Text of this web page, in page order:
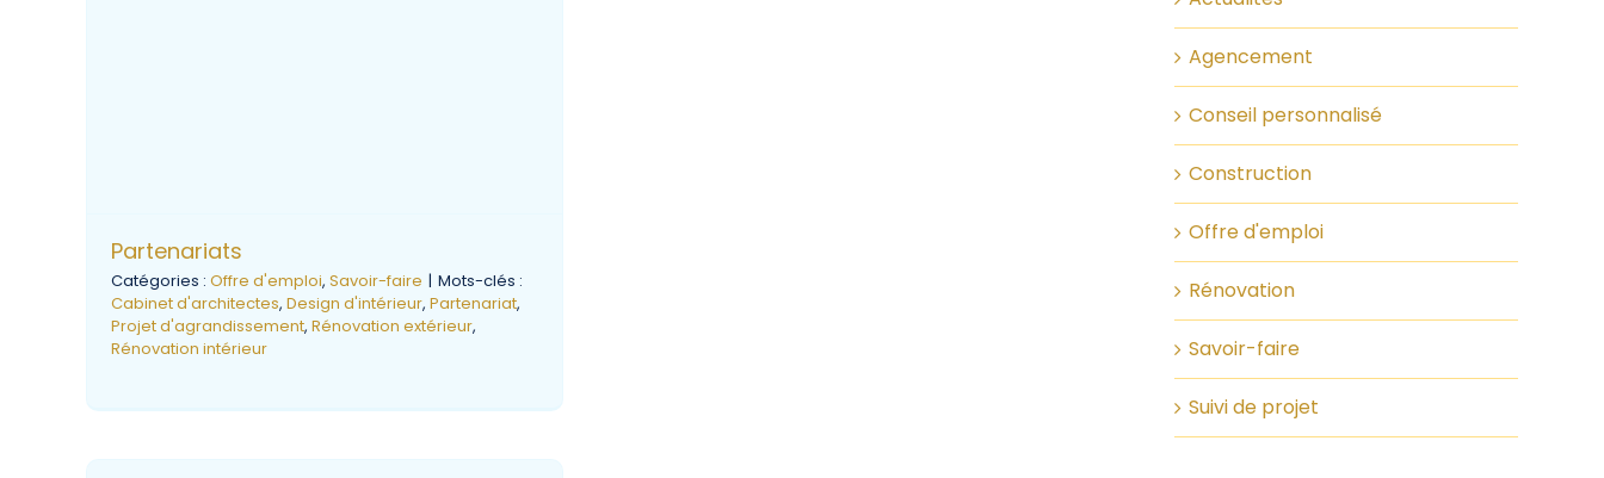
Partenariats
Catégories : Offre d'emploi, Savoir-faire | Mots-clés :
Cabinet d'architectes, Design d'intérieur, Partenariat,
Projet d'agrandissement, Rénovation extérieur,
Rénovation intérieur
Agencement
Conseil personnalisé
Construction
Offre d'emploi
Rénovation
Savoir-faire
Suivi de projet